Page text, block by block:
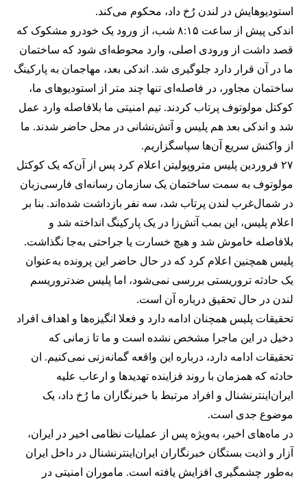
استودیوهایش در لندن رُخ داد، محکوم می‌کند.
اندکی پیش از ساعت ۸:۱۵ شب، از ورود یک خودرو مشکوک که
قصد داشت از ورودی اصلی، وارد محوطه‌ای شود که ساختمان
ما در آن قرار دارد جلوگیری شد. اندکی بعد، مهاجمان به پارکینگ
ساختمان مجاور، در فاصله‌ای تنها چند متر از استودیوهای ما،
کوکتل مولوتوف پرتاب کردند. تیم امنیتی ما بلافاصله وارد عمل
شد و اندکی بعد هم پلیس و آتش‌نشانی در محل حاضر شدند. ما
از واکنش سریع آن‌ها سپاسگزاریم.
۲۷ فروردین پلیس متروپولیتن اعلام کرد پس از آن‌که یک کوکتل
مولوتوف به سمت ساختمان یک سازمان رسانه‌ای فارسی‌زبان
در شمال‌غرب لندن پرتاب شد، سه نفر بازداشت شده‌اند. بنا بر
اعلام پلیس، این بمب آتش‌زا در یک پارکینگ انداخته شد و
بلافاصله خاموش شد و هیچ خسارت یا جراحتی به‌جا نگذاشت.
پلیس همچنین اعلام کرد که در حال حاضر این پرونده به‌عنوان
یک حادثه تروریستی بررسی نمی‌شود، اما پلیس ضدتروریسم
لندن در حال تحقیق درباره آن است.
تحقیقات پلیس همچنان ادامه دارد و فعلا انگیزه‌ها و اهداف افراد
دخیل در این ماجرا مشخص نشده است و ما تا زمانی که
تحقیقات ادامه دارد، درباره این واقعه گمانه‌زنی نمی‌کنیم. ان
حادثه که همزمان با روند فزاینده تهدیدها و ارعاب علیه
ایران‌اینترنشنال و افراد مرتبط با خبرنگاران ما رُخ داد، یک
موضوع جدی است.
در ماه‌های اخیر، به‌ویژه پس از عملیات نظامی اخیر در ایران،
آزار و اذیت بستگان خبرنگاران ایران‌اینترنشنال در داخل ایران
به‌طور چشمگیری افزایش یافته است. ماموران امنیتی در